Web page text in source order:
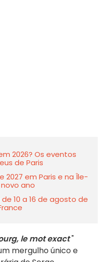
2026? Os eventos
de Paris
2027 em Paris e na Île-
ano
10 a 16 de agosto de
le mot exact"
mergulho único e